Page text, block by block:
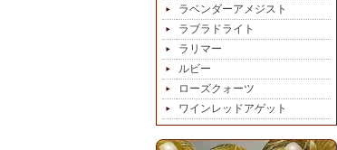
ラベンダーアメジスト
ラブラドライト
ラリマー
ルビー
ローズクォーツ
ワインレッドアゲット